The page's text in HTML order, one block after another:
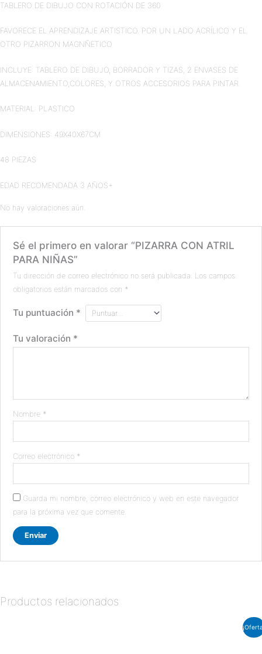
TABLERO DE DIBUJO CON ROTACIÓN DE 360
FAVORECE EL APRENDIZAJE ARTISTICO. POR UN LADO ACRÍLICO Y EL
OTRO PIZARRON MAGNÑETICO
INCLUYE: TABLERO DE DIBUJO, BORRADOR Y TIZAS, 2 ENVASES DE
ALMACENAMIENTO,COLORES, Y OTROS ACCESORIOS PARA PINTAR.
MATERIAL: PLASTICO
DIMENSIONES: 49X40X67CM
48 PIEZAS
EDAD RECOMENDADA 3 AÑOS+
No hay valoraciones aún.
Sé el primero en valorar “PIZARRA CON ATRIL
PARA NIÑAS”
Tu dirección de correo electrónico no será publicada. Los campos
obligatorios están marcados con *
Tu puntuación *
Tu valoración *
Nombre *
Correo electrónico *
Guarda mi nombre, correo electrónico y web en este navegador
para la próxima vez que comente.
Productos relacionados